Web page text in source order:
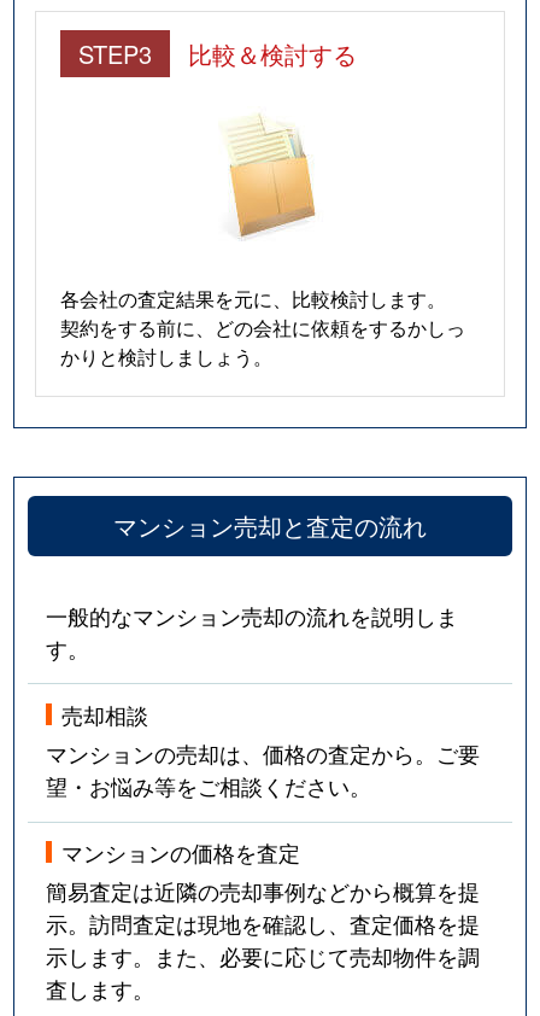
STEP3 比較＆検討する
各会社の査定結果を元に、比較検討します。
契約をする前に、どの会社に依頼をするかしっ
かりと検討しましょう。
マンション売却と査定の流れ
一般的なマンション売却の流れを説明しま
す。
売却相談
マンションの売却は、価格の査定から。ご要
望・お悩み等をご相談ください。
マンションの価格を査定
簡易査定は近隣の売却事例などから概算を提
示。訪問査定は現地を確認し、査定価格を提
示します。また、必要に応じて売却物件を調
査します。